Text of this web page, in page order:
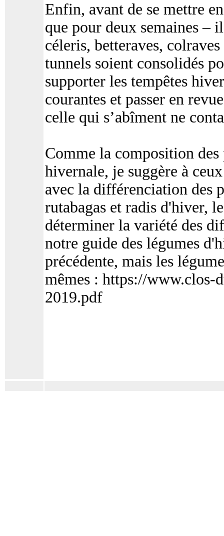
Enfin, avant de se mettre
que pour deux semaines –
céleris, betteraves,
tunnels soient consolidés
supporter les tempêtes
courantes et passer en
celle qui s’abîment ne
Comme la composition des
hivernale, je suggère à
avec la différenciation des
rutabagas et radis d'hiver,
déterminer la variété des
notre guide des légumes
précédente, mais les
mêmes : https://
2019.pdf